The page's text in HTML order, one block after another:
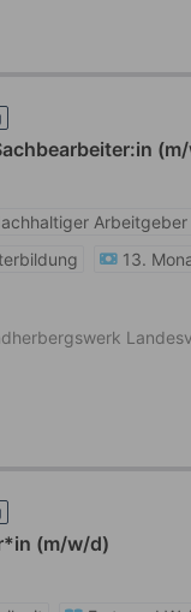
Arbeitgeber
13.
(m/w/d)